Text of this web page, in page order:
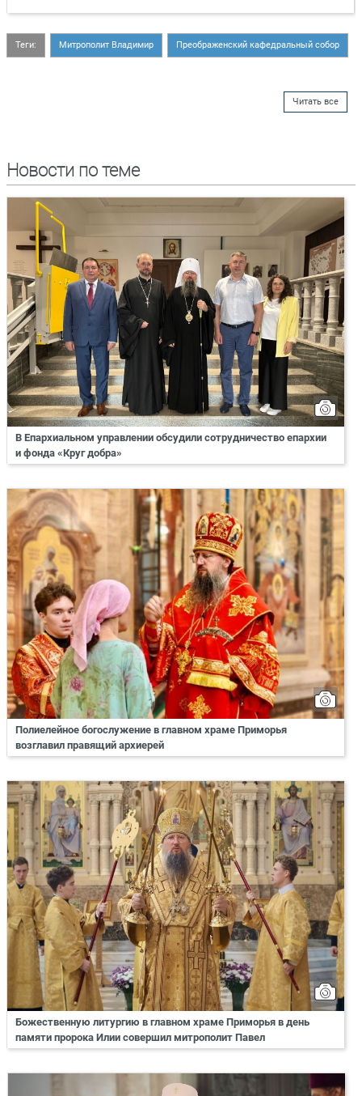
Теги: Митрополит Владимир Преображенский кафедральный собор
Читать все
Новости по теме
В Епархиальном управлении обсудили сотрудничество епархии
и фонда «Круг добра»
Полиелейное богослужение в главном храме Приморья
возглавил правящий архиерей
Божественную литургию в главном храме Приморья в день
памяти пророка Илии совершил митрополит Павел